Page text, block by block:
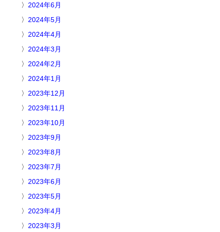
2024年6月
2024年5月
2024年4月
2024年3月
2024年2月
2024年1月
2023年12月
2023年11月
2023年10月
2023年9月
2023年8月
2023年7月
2023年6月
2023年5月
2023年4月
2023年3月